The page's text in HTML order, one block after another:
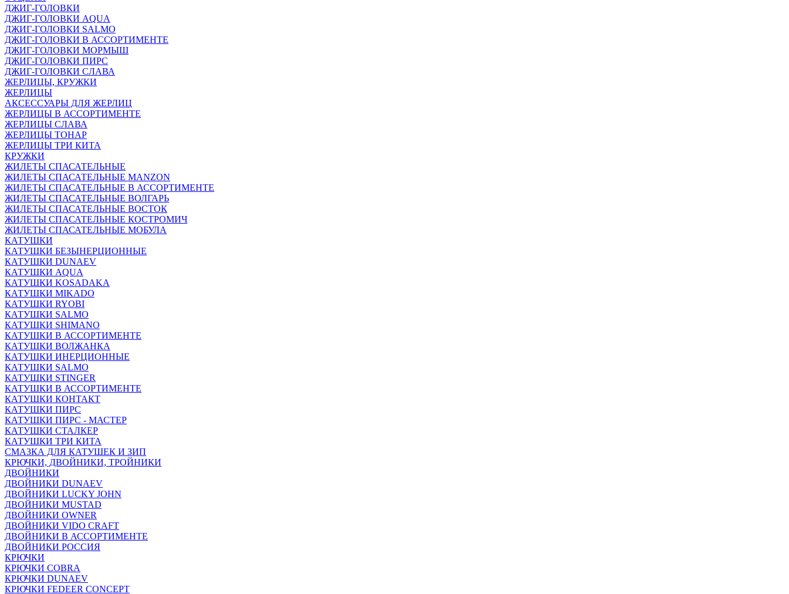
ДЖИГ-ГОЛОВКИ
ДЖИГ-ГОЛОВКИ AQUA
ДЖИГ-ГОЛОВКИ SALMO
ДЖИГ-ГОЛОВКИ В АССОРТИМЕНТЕ
ДЖИГ-ГОЛОВКИ МОРМЫШ
ДЖИГ-ГОЛОВКИ ПИРС
ДЖИГ-ГОЛОВКИ СЛАВА
ЖЕРЛИЦЫ, КРУЖКИ
ЖЕРЛИЦЫ
АКСЕССУАРЫ ДЛЯ ЖЕРЛИЦ
ЖЕРЛИЦЫ В АССОРТИМЕНТЕ
ЖЕРЛИЦЫ СЛАВА
ЖЕРЛИЦЫ ТОНАР
ЖЕРЛИЦЫ ТРИ КИТА
КРУЖКИ
ЖИЛЕТЫ СПАСАТЕЛЬНЫЕ
ЖИЛЕТЫ СПАСАТЕЛЬНЫЕ MANZON
ЖИЛЕТЫ СПАСАТЕЛЬНЫЕ В АССОРТИМЕНТЕ
ЖИЛЕТЫ СПАСАТЕЛЬНЫЕ ВОЛГАРЬ
ЖИЛЕТЫ СПАСАТЕЛЬНЫЕ ВОСТОК
ЖИЛЕТЫ СПАСАТЕЛЬНЫЕ КОСТРОМИЧ
ЖИЛЕТЫ СПАСАТЕЛЬНЫЕ МОБУЛА
КАТУШКИ
КАТУШКИ БЕЗЫНЕРЦИОННЫЕ
КАТУШКИ DUNAEV
КАТУШКИ AQUA
КАТУШКИ KOSADAKA
КАТУШКИ MIKADO
КАТУШКИ RYOBI
КАТУШКИ SALMO
КАТУШКИ SHIMANO
КАТУШКИ В АССОРТИМЕНТЕ
КАТУШКИ ВОЛЖАНКА
КАТУШКИ ИНЕРЦИОННЫЕ
КАТУШКИ SALMO
КАТУШКИ STINGER
КАТУШКИ В АССОРТИМЕНТЕ
КАТУШКИ КОНТАКТ
КАТУШКИ ПИРС
КАТУШКИ ПИРС - МАСТЕР
КАТУШКИ СТАЛКЕР
КАТУШКИ ТРИ КИТА
СМАЗКА ДЛЯ КАТУШЕК И ЗИП
КРЮЧКИ, ДВОЙНИКИ, ТРОЙНИКИ
ДВОЙНИКИ
ДВОЙНИКИ DUNAEV
ДВОЙНИКИ LUCKY JOHN
ДВОЙНИКИ MUSTAD
ДВОЙНИКИ OWNER
ДВОЙНИКИ VIDO CRAFT
ДВОЙНИКИ В АССОРТИМЕНТЕ
ДВОЙНИКИ РОССИЯ
КРЮЧКИ
КРЮЧКИ COBRA
КРЮЧКИ DUNAEV
КРЮЧКИ FEDEER CONCEPT